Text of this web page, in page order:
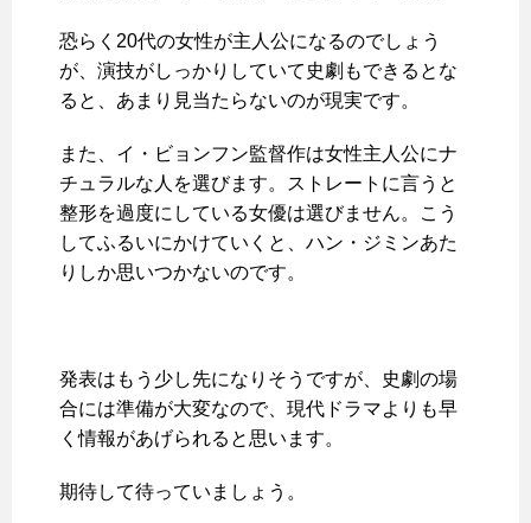
恐らく20代の女性が主人公になるのでしょう
が、演技がしっかりしていて史劇もできるとな
ると、あまり見当たらないのが現実です。
また、イ・ビョンフン監督作は女性主人公にナ
チュラルな人を選びます。ストレートに言うと
整形を過度にしている女優は選びません。こう
してふるいにかけていくと、ハン・ジミンあた
りしか思いつかないのです。
発表はもう少し先になりそうですが、史劇の場
合には準備が大変なので、現代ドラマよりも早
く情報があげられると思います。
期待して待っていましょう。